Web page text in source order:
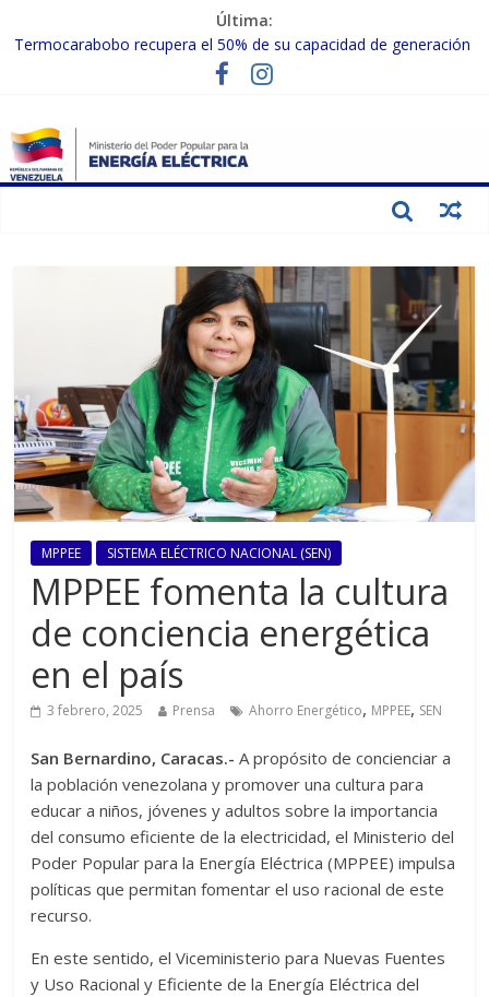
Última:
Termocarabobo recupera el 50% de su capacidad de generación
MPPEE avanza en la recuperación de infraestructuras eléctricas
Gobierno Nacional coordina acciones con el sector privado para
fortalecer el SEN ante el «Súper Niño»
Inspeccionan trabajos de rehabilitación en instalaciones del SEN
MPPEE SISTEMA ELÉCTRICO NACIONAL (SEN)
MPPEE fomenta la cultura
de conciencia energética
en el país
3 febrero, 2025 Prensa Ahorro Energético, MPPEE, SEN
San Bernardino, Caracas.-A propósito de concienciar a
la población venezolana y promover una cultura para
educar a niños, jóvenes y adultos sobre la importancia
del consumo eficiente de la electricidad, el Ministerio del
Poder Popular para la Energía Eléctrica (MPPEE) impulsa
políticas que permitan fomentar el uso racional de este
recurso.
En este sentido, el Viceministerio para Nuevas Fuentes
y Uso Racional y Eficiente de la Energía Eléctrica del